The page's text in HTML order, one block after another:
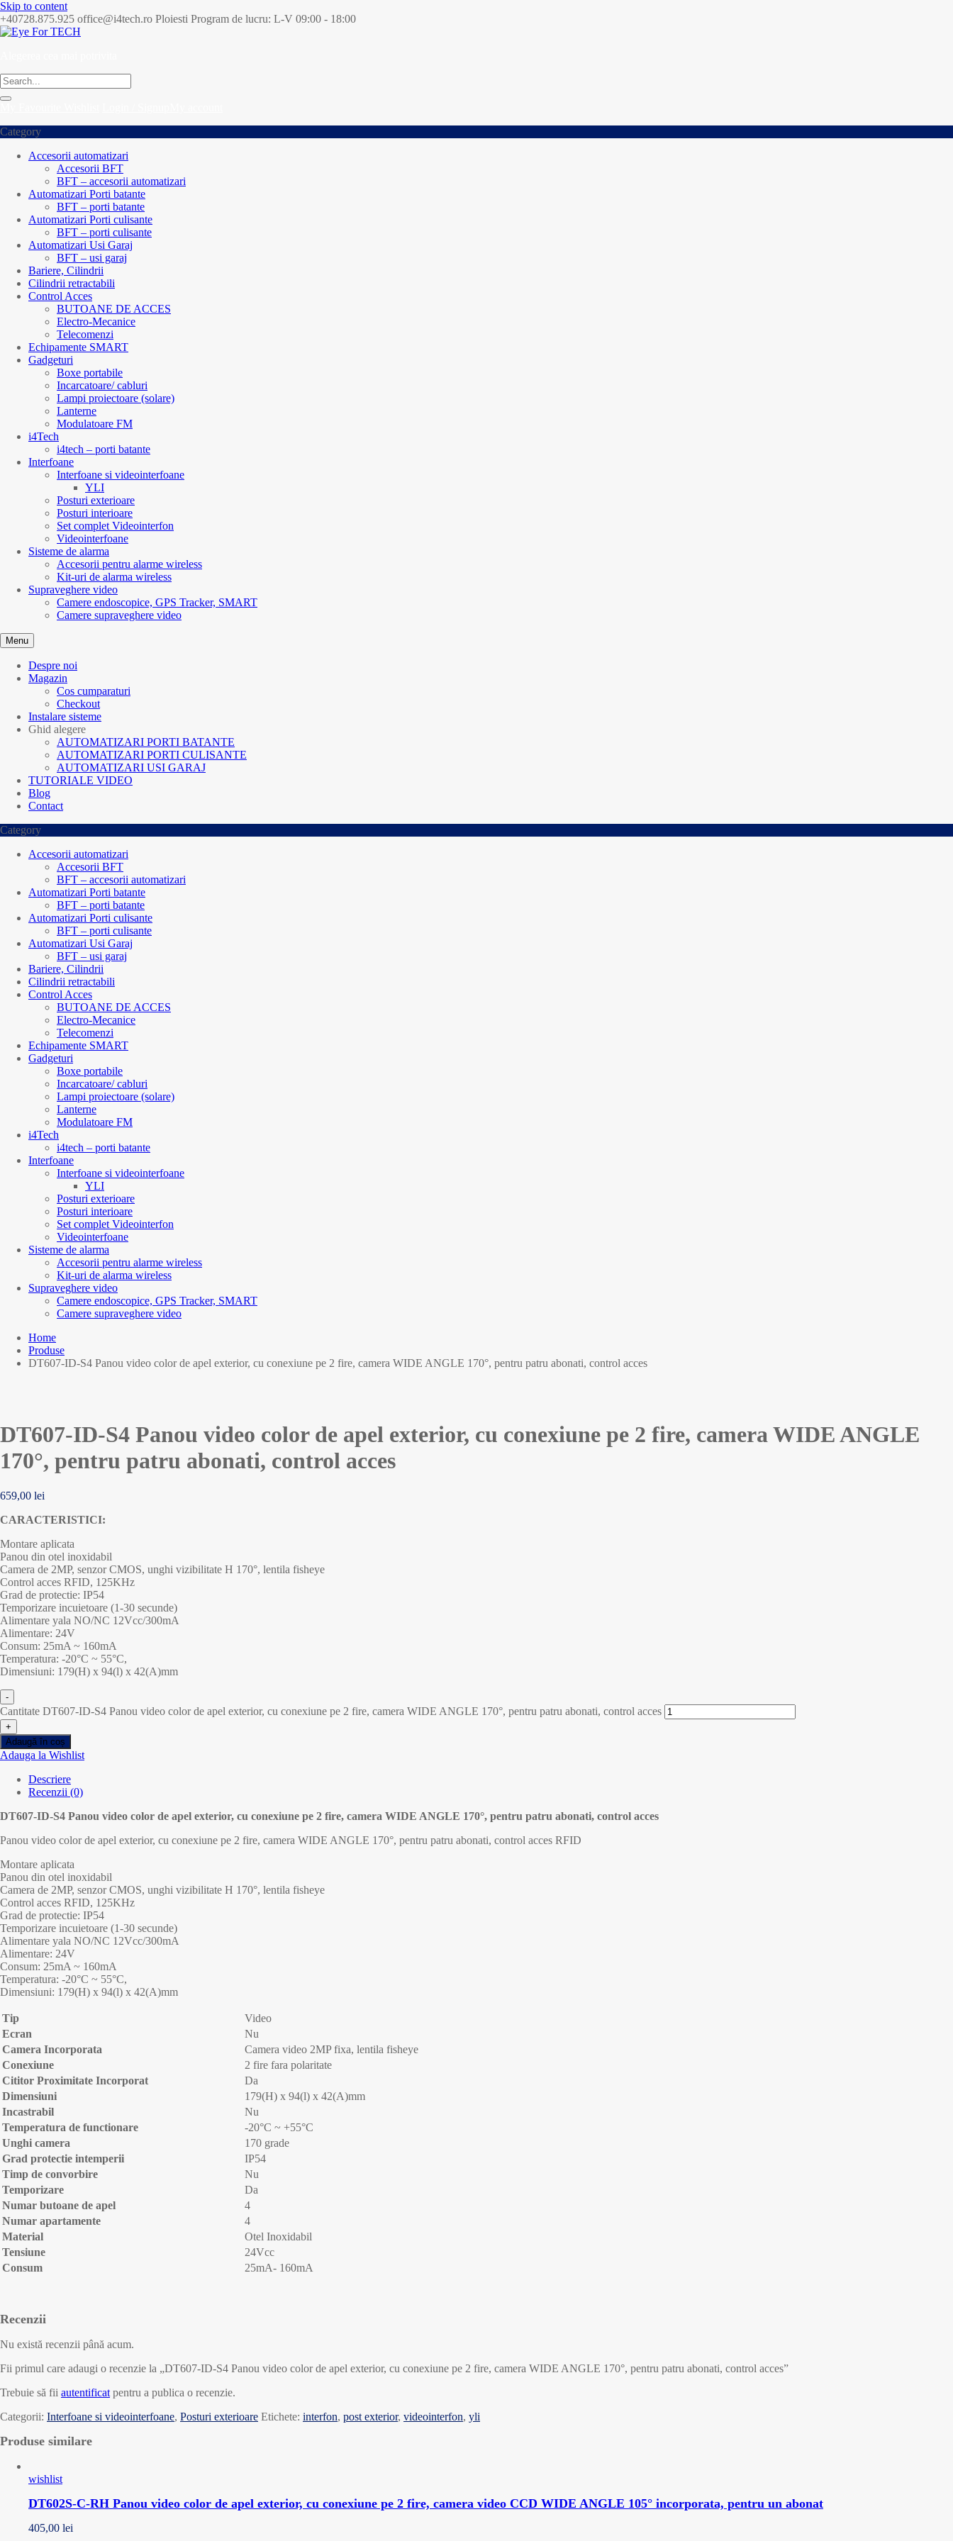
Skip to content
+40728.875.925 office@i4tech.ro Ploiesti Program de lucru: L-V 09:00 - 18:00
Category
Accesorii automatizari
Accesorii BFT
BFT – accesorii automatizari
Automatizari Porti batante
BFT – porti batante
Automatizari Porti culisante
BFT – porti culisante
Automatizari Usi Garaj
BFT – usi garaj
Bariere, Cilindrii
Cilindrii retractabili
Control Acces
BUTOANE DE ACCES
Electro-Mecanice
Telecomenzi
Echipamente SMART
Gadgeturi
Boxe portabile
Incarcatoare/ cabluri
Lampi proiectoare (solare)
Lanterne
Modulatoare FM
i4Tech
i4tech – porti batante
Interfoane
Interfoane si videointerfoane
YLI
Posturi exterioare
Posturi interioare
Set complet Videointerfon
Videointerfoane
Sisteme de alarma
Accesorii pentru alarme wireless
Kit-uri de alarma wireless
Supraveghere video
Camere endoscopice, GPS Tracker, SMART
Camere supraveghere video
Menu
Despre noi
Magazin
Cos cumparaturi
Checkout
Instalare sisteme
Ghid alegere
AUTOMATIZARI PORTI BATANTE
AUTOMATIZARI PORTI CULISANTE
AUTOMATIZARI USI GARAJ
TUTORIALE VIDEO
Blog
Contact
Category
Accesorii automatizari
Accesorii BFT
BFT – accesorii automatizari
Automatizari Porti batante
BFT – porti batante
Automatizari Porti culisante
BFT – porti culisante
Automatizari Usi Garaj
BFT – usi garaj
Bariere, Cilindrii
Cilindrii retractabili
Control Acces
BUTOANE DE ACCES
Electro-Mecanice
Telecomenzi
Echipamente SMART
Gadgeturi
Boxe portabile
Incarcatoare/ cabluri
Lampi proiectoare (solare)
Lanterne
Modulatoare FM
i4Tech
i4tech – porti batante
Interfoane
Interfoane si videointerfoane
YLI
Posturi exterioare
Posturi interioare
Set complet Videointerfon
Videointerfoane
Sisteme de alarma
Accesorii pentru alarme wireless
Kit-uri de alarma wireless
Supraveghere video
Camere endoscopice, GPS Tracker, SMART
Camere supraveghere video
Home
Produse
DT607-ID-S4 Panou video color de apel exterior, cu conexiune pe 2 fire, camera WIDE ANGLE 170°, pentru patru abonati, control acces
DT607-ID-S4 Panou video color de apel exterior, cu conexiune pe 2 fire, camera WIDE ANGLE
170°, pentru patru abonati, control acces
659,00 lei
CARACTERISTICI:
Montare aplicata
Panou din otel inoxidabil
Camera de 2MP, senzor CMOS, unghi vizibilitate H 170°, lentila fisheye
Control acces RFID, 125KHz
Grad de protectie: IP54
Temporizare incuietoare (1-30 secunde)
Alimentare yala NO/NC 12Vcc/300mA
Alimentare: 24V
Consum: 25mA ~ 160mA
Temperatura: -20°C ~ 55°C,
Dimensiuni: 179(H) x 94(l) x 42(A)mm
-
Cantitate DT607-ID-S4 Panou video color de apel exterior, cu conexiune pe 2 fire, camera WIDE ANGLE 170°, pentru patru abonati, control acces
+
Adaugă în coș
Adauga la Wishlist
Descriere
Recenzii (0)
DT607-ID-S4 Panou video color de apel exterior, cu conexiune pe 2 fire, camera WIDE ANGLE 170°, pentru patru abonati, control acces
Panou video color de apel exterior, cu conexiune pe 2 fire, camera WIDE ANGLE 170°, pentru patru abonati, control acces RFID
Montare aplicata
Panou din otel inoxidabil
Camera de 2MP, senzor CMOS, unghi vizibilitate H 170°, lentila fisheye
Control acces RFID, 125KHz
Grad de protectie: IP54
Temporizare incuietoare (1-30 secunde)
Alimentare yala NO/NC 12Vcc/300mA
Alimentare: 24V
Consum: 25mA ~ 160mA
Temperatura: -20°C ~ 55°C,
Dimensiuni: 179(H) x 94(l) x 42(A)mm
Tip
Video
Ecran
Nu
Camera Incorporata
Camera video 2MP fixa, lentila fisheye
Conexiune
2 fire fara polaritate
Cititor Proximitate Incorporat
Da
Dimensiuni
179(H) x 94(l) x 42(A)mm
Incastrabil
Nu
Temperatura de functionare
-20°C ~ +55°C
Unghi camera
170 grade
Grad protectie intemperii
IP54
Timp de convorbire
Nu
Temporizare
Da
Numar butoane de apel
4
Numar apartamente
4
Material
Otel Inoxidabil
Tensiune
24Vcc
Consum
25mA- 160mA
Recenzii
Nu există recenzii până acum.
Fii primul care adaugi o recenzie la „DT607-ID-S4 Panou video color de apel exterior, cu conexiune pe 2 fire, camera WIDE ANGLE 170°, pentru patru abonati, control acces”
Trebuie să fii autentificat pentru a publica o recenzie.
Categorii: Interfoane si videointerfoane, Posturi exterioare Etichete: interfon, post exterior, videointerfon, yli
Produse similare
wishlist
DT602S-C-RH Panou video color de apel exterior, cu conexiune pe 2 fire, camera video CCD WIDE ANGLE 105° incorporata, pentru un abonat
405,00 lei